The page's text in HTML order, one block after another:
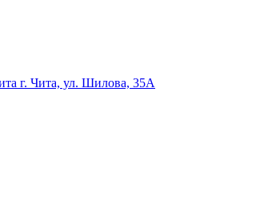
г. Чита, ул. Шилова, 35А